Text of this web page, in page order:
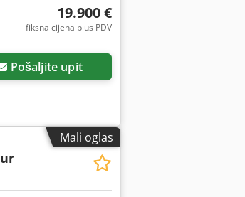
19.900 €
fiksna cijena plus PDV
Pošaljite upit
Mali oglas